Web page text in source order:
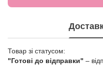
Товар зі статусом:
"Готові до відправки" –